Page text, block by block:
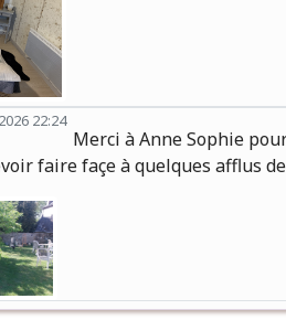
22:24
Merci à Anne Sophie
faire façe à quelques afflus de